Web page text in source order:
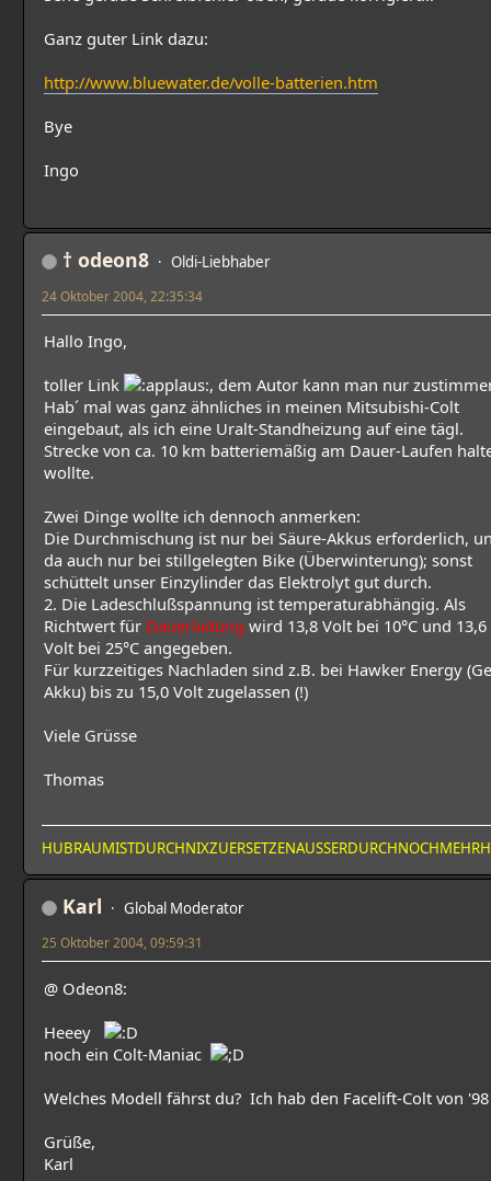
Ganz guter Link dazu:
http://www.bluewater.de/volle-batterien.htm
Bye
Ingo
† odeon8 Oldi-Liebhaber
24 Oktober 2004, 22:35:34
Hallo Ingo,
toller Link
, dem Autor kann man nur
Hab´ mal was ganz ähnliches in meinen Mitsubishi-Colt
eingebaut, als ich eine Uralt-Standheizung auf eine tägl.
Strecke von ca. 10 km batteriemäßig am Dauer-Laufen
wollte.
Zwei Dinge wollte ich dennoch anmerken:
Die Durchmischung ist nur bei Säure-Akkus erforderlich,
da auch nur bei stillgelegten Bike (Überwinterung); sonst
schüttelt unser Einzylinder das Elektrolyt gut durch.
2. Die Ladeschlußspannung ist temperaturabhängig. Als
Richtwert für Dauerladung wird 13,8 Volt bei 10°C und 13,6
Volt bei 25°C angegeben.
Für kurzzeitiges Nachladen sind z.B. bei Hawker Energy
Akku) bis zu 15,0 Volt zugelassen (!)
Viele Grüsse
Thomas
Karl Global Moderator
25 Oktober 2004, 09:59:31
@ Odeon8:
Heeey
noch ein Colt-Maniac
Welches Modell fährst du? Ich hab den Facelift-Colt von
Grüße,
Karl